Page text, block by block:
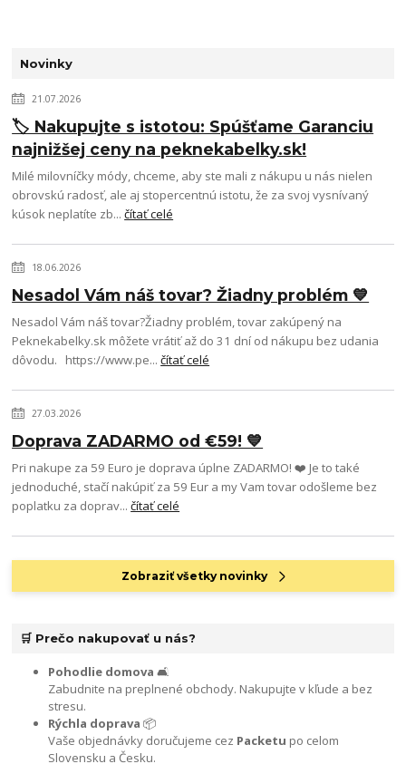
Novinky
21.07.2026
🏷️ Nakupujte s istotou: Spúšťame Garanciu
najnižšej ceny na peknekabelky.sk!
Milé milovníčky módy, chceme, aby ste mali z nákupu u nás nielen
obrovskú radosť, ale aj stopercentnú istotu, že za svoj vysnívaný
kúsok neplatíte zb...čítať celé
18.06.2026
Nesadol Vám náš tovar? Žiadny problém 💙
Nesadol Vám náš tovar?Žiadny problém, tovar zakúpený na
Peknekabelky.sk môžete vrátiť až do 31 dní od nákupu bez udania
dôvodu. https://www.pe...čítať celé
27.03.2026
Doprava ZADARMO od €59! 💙
Pri nakupe za 59 Euro je doprava úplne ZADARMO! ❤️ Je to také
jednoduché, stačí nakúpiť za 59 Eur a my Vam tovar odošleme bez
poplatku za doprav...čítať celé
Zobraziť všetky novinky
🛒 Prečo nakupovať u nás?
Pohodlie domova 🛋️
Zabudnite na preplnené obchody. Nakupujte v kľude a bez
stresu.
Rýchla doprava 📦
Vaše objednávky doručujeme cez Packetu po celom
Slovensku a Česku.